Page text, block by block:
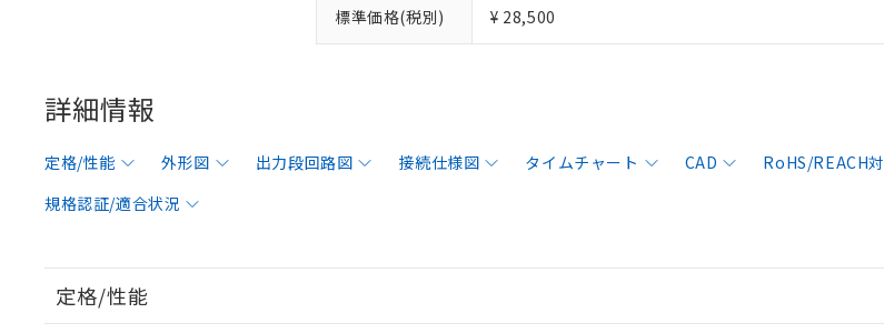
標準価格(税別) ¥ 28,500
詳細情報
定格/性能 外形図 出力段回路図 接続仕様図 タイムチャート CAD
RoHS/REACH
規格認証/適合状況
定格/性能